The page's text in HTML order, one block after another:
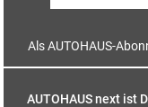
Als AUTOHAUS-
AUTOHAUS next ist